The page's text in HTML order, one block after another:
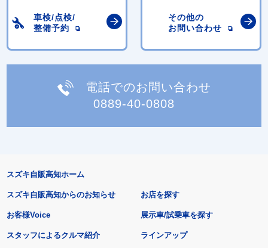
車検/点検/
整備予約
その他の
お問い合わせ
電話でのお問い合わせ
0889-40-0808
スズキ自販高知ホーム
スズキ自販高知からのお知らせ
お客様Voice
スタッフによるクルマ紹介
お店を探す
展示車/試乗車を探す
ラインアップ